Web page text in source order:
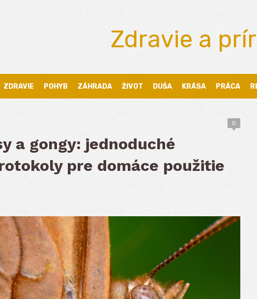
Zdravie a
ZDRAVIE POHYB ZÁHRADA ŽIVOT DUŠA KRÁSA PRÁCA
0
a gongy: jednoduché
pre domáce použitie